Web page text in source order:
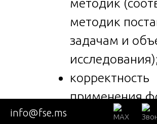
методик
методик
задачам и
корректность
применения
расчетов
info@fse.ms